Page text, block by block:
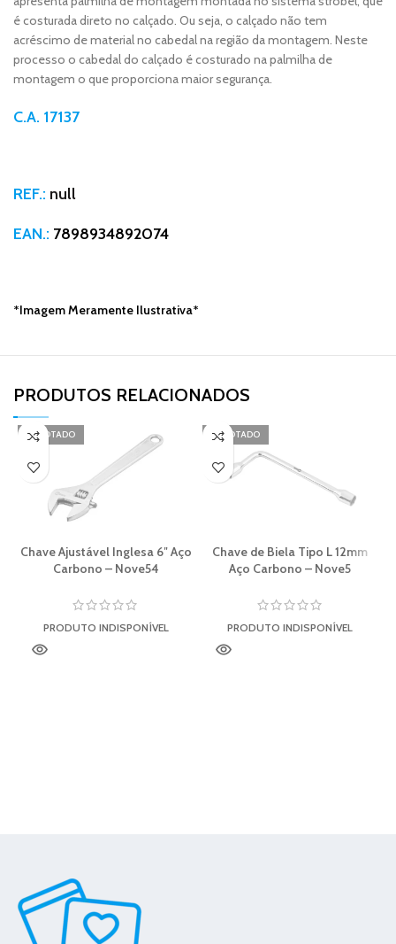
é costurada direto no calçado. Ou seja, o calçado não tem
acréscimo de material no cabedal na região da montagem. Neste
processo o cabedal do calçado é costurado na palmilha de
montagem o que proporciona maior segurança.
C.A. 17137
REF.: null
EAN.: 7898934892074
*Imagem Meramente Ilustrativa*
PRODUTOS RELACIONADOS​
ESGOTADO
Chave Ajustável Inglesa 6″ Aço
Carbono – Nove54
PRODUTO INDISPONÍVEL
ESGOTADO
Chave de Biela Tipo L 12mm
Aço Carbono – Nove5
PRODUTO INDISPONÍVEL